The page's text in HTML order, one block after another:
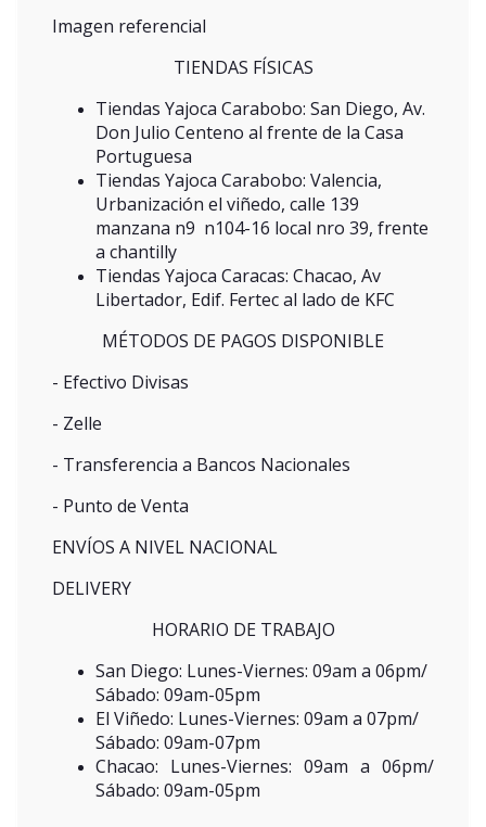
Imagen referencial
TIENDAS FÍSICAS
Tiendas Yajoca Carabobo: San Diego, Av.
Don Julio Centeno al frente de la Casa
Portuguesa
Tiendas Yajoca Carabobo: Valencia,
Urbanización el viñedo, calle 139
manzana n9 n104-16 local nro 39, frente
a chantilly
Tiendas Yajoca Caracas: Chacao, Av
Libertador, Edif. Fertec al lado de KFC
MÉTODOS DE PAGOS DISPONIBLE
- Efectivo Divisas
- Zelle
- Transferencia a Bancos Nacionales
- Punto de Venta
ENVÍOS A NIVEL NACIONAL
DELIVERY
HORARIO DE TRABAJO
San Diego: Lunes-Viernes: 09am a 06pm/
Sábado: 09am-05pm
El Viñedo: Lunes-Viernes: 09am a 07pm/
Sábado: 09am-07pm
Chacao: Lunes-Viernes: 09am a 06pm/
Sábado: 09am-05pm